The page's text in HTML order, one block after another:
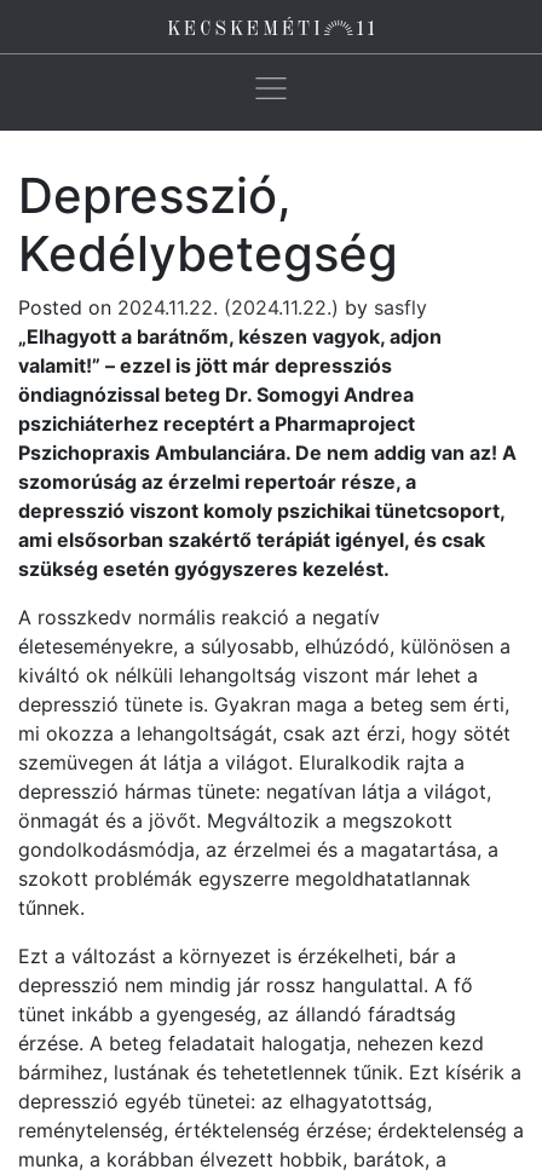
Main Navigation
Depresszió,
Kedélybetegség
Posted on 2024.11.22. (2024.11.22.) by sasfly
„Elhagyott a barátnőm, készen vagyok, adjon
valamit!” – ezzel is jött már depressziós
öndiagnózissal beteg Dr. Somogyi Andrea
pszichiáterhez receptért a Pharmaproject
Pszichopraxis Ambulanciára. De nem addig van az! A
szomorúság az érzelmi repertoár része, a
depresszió viszont komoly pszichikai tünetcsoport,
ami elsősorban szakértő terápiát igényel, és csak
szükség esetén gyógyszeres kezelést.
A rosszkedv normális reakció a negatív
életeseményekre, a súlyosabb, elhúzódó, különösen a
kiváltó ok nélküli lehangoltság viszont már lehet a
depresszió tünete is. Gyakran maga a beteg sem érti,
mi okozza a lehangoltságát, csak azt érzi, hogy sötét
szemüvegen át látja a világot. Eluralkodik rajta a
depresszió hármas tünete: negatívan látja a világot,
önmagát és a jövőt. Megváltozik a megszokott
gondolkodásmódja, az érzelmei és a magatartása, a
szokott problémák egyszerre megoldhatatlannak
tűnnek.
Ezt a változást a környezet is érzékelheti, bár a
depresszió nem mindig jár rossz hangulattal. A fő
tünet inkább a gyengeség, az állandó fáradtság
érzése. A beteg feladatait halogatja, nehezen kezd
bármihez, lustának és tehetetlennek tűnik. Ezt kísérik a
depresszió egyéb tünetei: az elhagyatottság,
reménytelenség, értéktelenség érzése; érdektelenség a
munka, a korábban élvezett hobbik, barátok, a